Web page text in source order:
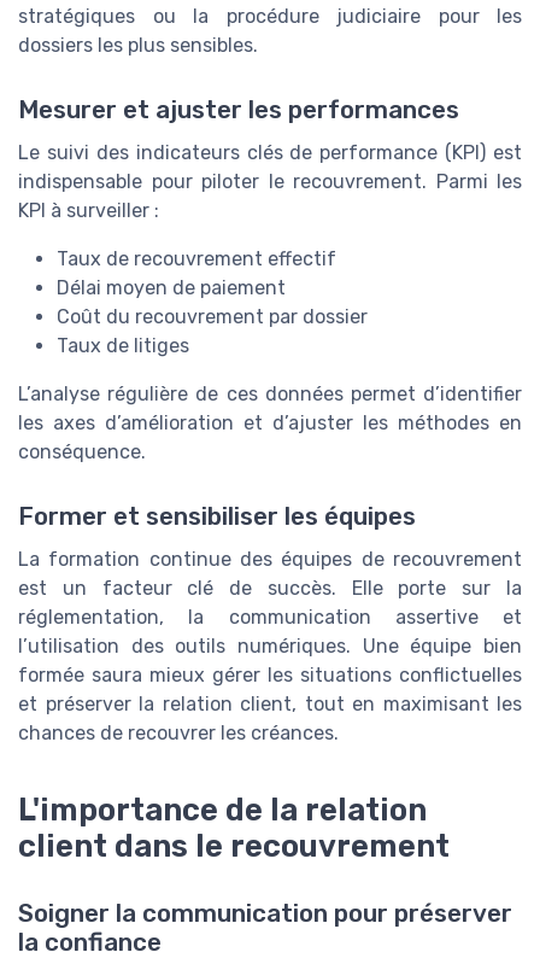
stratégiques ou la procédure judiciaire pour les
dossiers les plus sensibles.
Mesurer et ajuster les performances
Le suivi des indicateurs clés de performance (KPI) est
indispensable pour piloter le recouvrement. Parmi les
KPI à surveiller :
Taux de recouvrement effectif
Délai moyen de paiement
Coût du recouvrement par dossier
Taux de litiges
L’analyse régulière de ces données permet d’identifier
les axes d’amélioration et d’ajuster les méthodes en
conséquence.
Former et sensibiliser les équipes
La formation continue des équipes de recouvrement
est un facteur clé de succès. Elle porte sur la
réglementation, la communication assertive et
l’utilisation des outils numériques. Une équipe bien
formée saura mieux gérer les situations conflictuelles
et préserver la relation client, tout en maximisant les
chances de recouvrer les créances.
L'importance de la relation
client dans le recouvrement
Soigner la communication pour préserver
la confiance